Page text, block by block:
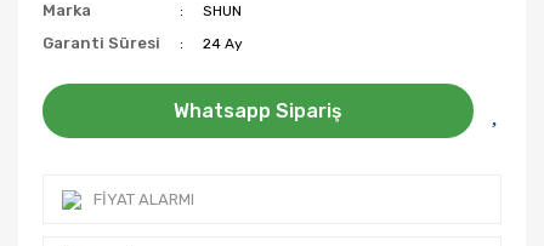
Marka SHUN
Garanti Süresi 24 Ay
Whatsapp Sipariş
FIYAT ALARMI